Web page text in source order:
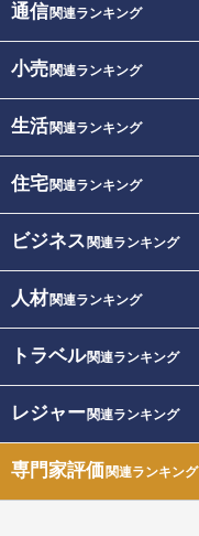
通信関連ランキング
小売関連ランキング
生活関連ランキング
住宅関連ランキング
ビジネス 関連ランキング
人材関連ランキング
トラベル関連ランキング
レジャー関連ランキング
専門家評価関連ランキング